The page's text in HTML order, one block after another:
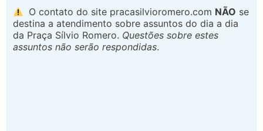
O contato do site pracasilvioromero.com NÃO se
destina a atendimento sobre assuntos do dia a dia
da Praça Sílvio Romero. Questões sobre estes
assuntos não serão respondidas.